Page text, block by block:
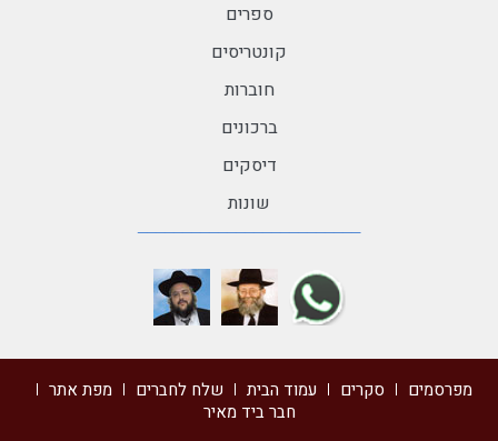
ספרים
קונטריסים
חוברות
ברכונים
דיסקים
שונות
מפרסמים סקרים עמוד הבית שלח לחברים
מפת אתר
חבר ביד מאיר